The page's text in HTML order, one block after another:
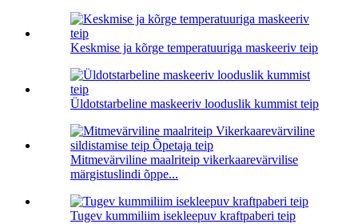
Keskmise ja kõrge temperatuuriga maskeeriv teip
Üldotstarbeline maskeeriv looduslik kummist teip
Mitmevärviline maalriteip vikerkaarevärvilise
märgistuslindi õppe...
Tugev kummiliim isekleepuv kraftpaberi teip